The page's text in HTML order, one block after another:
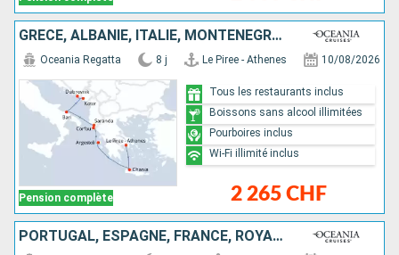
GRÈCE, ALBANIE, ITALIE, MONTÉNÉGRO, CROATIE
Pension complète
Oceania Regatta 8 j Le Piree - Athenes 10/08/2026
2 265 CHF
Tous les restaurants inclus
Boissons sans alcool illimitées
Pourboires inclus
Wi-Fi illimité inclus
PORTUGAL, ESPAGNE, FRANCE, ROYAUME-UNI